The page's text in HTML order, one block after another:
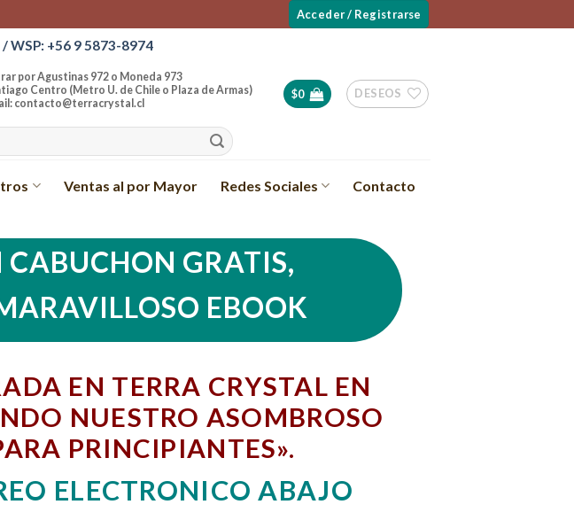
Acceder / Registrarse
/ WSP: +56 9 5873-8974
972 o Moneda 973
Centro (Metro U. de Chile o Plaza de Armas)
$0 DESEOS
Ventas al por Mayor Redes Sociales Contacto
GRATIS,
EBOOK
EN TERRA CRYSTAL EN
NUESTRO ASOMBROSO
PRINCIPIANTES».
ELECTRONICO ABAJO